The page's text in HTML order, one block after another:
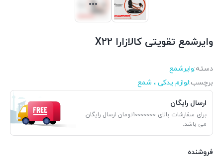
وایرشمع تقویتی کالازارا X22
دسته:وایرشمع
برچسب:لوازم یدکی ، شمع
ارسال رایگان
برای سفارشات بالای 10000000تومان ارسال رایگان
می باشد.
فروشنده